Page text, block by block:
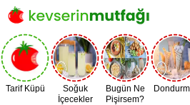
Tarif Küpü
Soğuk
İçecekler
Bugün Ne
Pişirsem?